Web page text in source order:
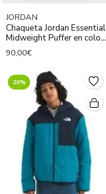
JORDAN
Chaqueta Jordan Essential
Midweight Puffer en color
negro
90,00€
20%